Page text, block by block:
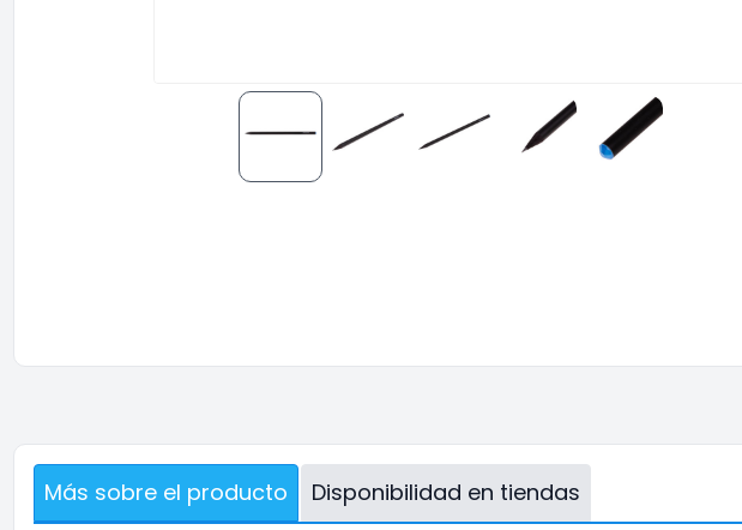
Más sobre el producto Disponibilidad en tiendas